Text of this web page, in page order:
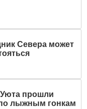
Севера может
прошли
лыжным гонкам